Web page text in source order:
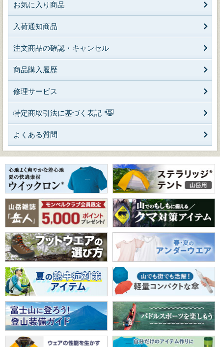
お気に入り商品
入荷通知商品
注文商品の確認・キャンセル
商品購入履歴
修理サービス
特定商取引法に基づく表記
よくある質問